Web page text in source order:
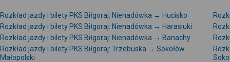
Rozkład jazdy i bilety PKS Biłgoraj: Nienadówka → Hucisko
Rozkład jazdy i bilety PKS Biłgoraj: Nienadówka → Harasiuki
Rozkład jazdy i bilety PKS Biłgoraj: Nienadówka → Banachy
Rozkład jazdy i bilety PKS Biłgoraj: Trzebuska → Sokołów
Małopolski